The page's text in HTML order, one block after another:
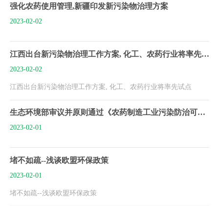
强化农药使用管理,新疆印发新污染物治理方案
2023-02-02
江西出台新污染物治理工作方案, 化工、农药行业将率先试点
2023-02-02
江西出台新污染物治理工作方案, 化工、农药行业将率先试点
生态环境部审议并原则通过《农药制造工业污染防治可行技术指南》
2023-02-01
堵不如疏--浅谈欧盟环保政策
2023-02-01
堵不如疏--浅谈欧盟环保政策